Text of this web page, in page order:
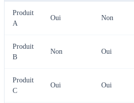
Produit
A
Oui Non
Produit
B
Non Oui
Produit
C
Oui Oui